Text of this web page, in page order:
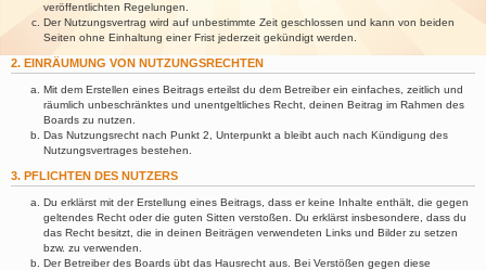
veröffentlichten Regelungen.
Der Nutzungsvertrag wird auf unbestimmte Zeit geschlossen und kann von beiden
Seiten ohne Einhaltung einer Frist jederzeit gekündigt werden.
2. EINRÄUMUNG VON NUTZUNGSRECHTEN
Mit dem Erstellen eines Beitrags erteilst du dem Betreiber ein einfaches, zeitlich und
räumlich unbeschränktes und unentgeltliches Recht, deinen Beitrag im Rahmen des
Boards zu nutzen.
Das Nutzungsrecht nach Punkt 2, Unterpunkt a bleibt auch nach Kündigung des
Nutzungsvertrages bestehen.
3. PFLICHTEN DES NUTZERS
Du erklärst mit der Erstellung eines Beitrags, dass er keine Inhalte enthält, die gegen
geltendes Recht oder die guten Sitten verstoßen. Du erklärst insbesondere, dass du
das Recht besitzt, die in deinen Beiträgen verwendeten Links und Bilder zu setzen
bzw. zu verwenden.
Der Betreiber des Boards übt das Hausrecht aus. Bei Verstößen gegen diese